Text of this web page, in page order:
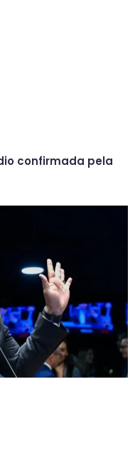
confirmada pela